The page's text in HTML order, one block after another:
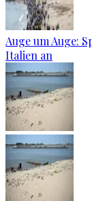
Auge um Auge:
Italien an